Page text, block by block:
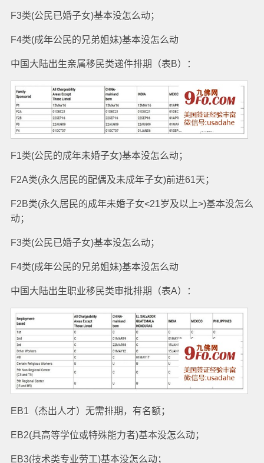
F3类(公民已婚子女)基本没怎么动；
F4类(成年公民的兄弟姐妹)基本没怎么动
中国大陆出生亲属移民类递件排期（表B）：
F1类(公民的成年未婚子女)基本没怎么动；
F2A类(永久居民的配偶及未成年子女)前进61天；
F2B类(永久居民的成年未婚子女<21岁及以上>)基本没怎么
动；
F3类(公民已婚子女)基本没怎么动；
F4类(成年公民的兄弟姐妹)基本没怎么动
中国大陆出生职业移民类审批排期（表A）：
EB1（杰出人才）无需排期，有名额；
EB2(具高等学位或特殊能力者)基本没怎么动；
EB3(技术类专业劳工)基本没怎么动；